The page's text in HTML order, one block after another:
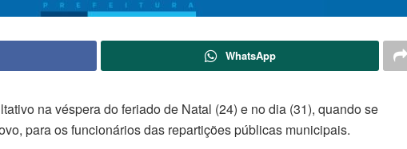
WhatsApp
na véspera do feriado de Natal (24) e no dia (31), quando se
para os funcionários das repartições públicas municipais.